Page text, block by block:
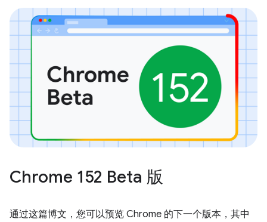
Chrome 152 Beta 版
通过这篇博文，您可以预览 Chrome 的下一个版本，其中